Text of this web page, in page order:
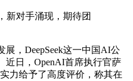
新对手涌现，期待团
，DeepSeek这一中国AI公
近日，OpenAI首席执行官萨
力给予了高度评价，称其在